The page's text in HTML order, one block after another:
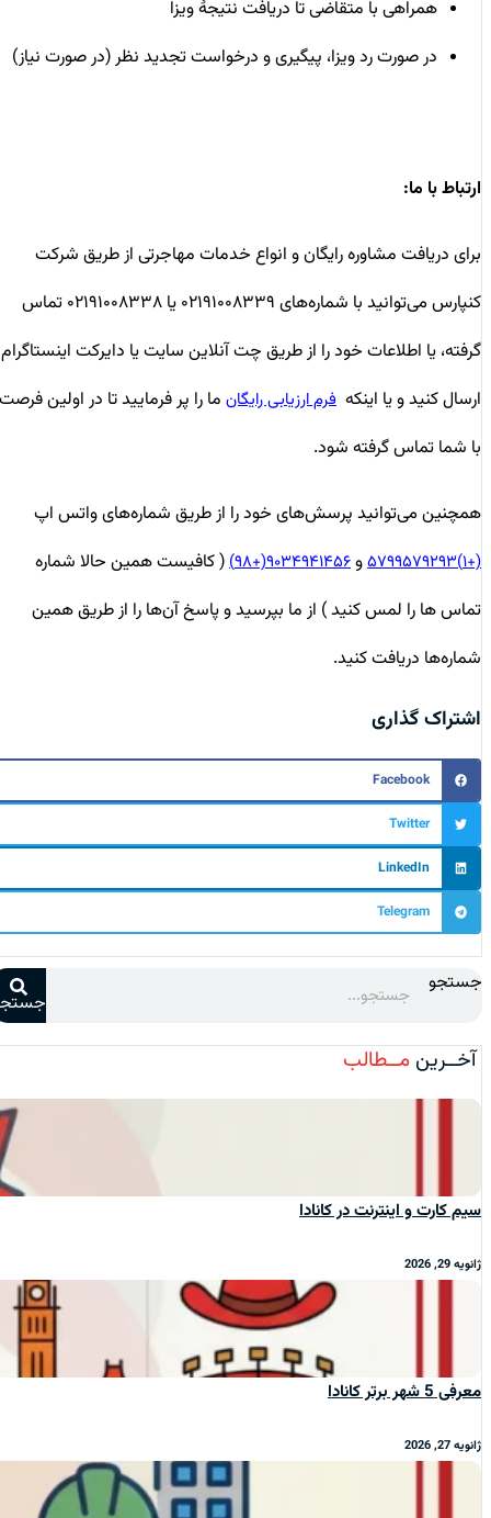
همراهی با متقاضی تا دریافت نتیجۀ ویزا
در صورت رد ویزا، پیگیری و درخواست تجدید نظر (در صورت نیاز)
ارتباط با ما:
برای دریافت مشاوره رایگان و انواع خدمات مهاجرتی از طریق شرکت
کنپارس می‌توانید با شماره‌های ۰۲۱۹۱۰۰۸۳۳۹ یا ۰۲۱۹۱۰۰۸۳۳۸ تماس
گرفته، یا اطلاعات خود را از طریق چت آنلاین سایت یا دایرکت اینستاگرام
ارسال کنید و یا اینکه فرم ارزیابی رایگانما را پر فرمایید تا در اولین فرصت
با شما تماس گرفته شود.
همچنین می‌توانید پرسش‌های خود را از طریق شماره‌های واتس اپ
(+۱)۵۷۹۹۵۷۹۲۹۳ و۹۰۳۴۹۴۱۴۵۶(+۹۸)
( کافیست همین حالا شماره
تماس ها را لمس کنید ) از ما بپرسید و پاسخ آن‌ها را از طریق همین
شماره‌ها دریافت کنید.
اشتراک گذاری
Facebook
Twitter
LinkedIn
Telegram
جستجو
جستجو
آخــرینمــطالب
سیم‌ کارت و اینترنت در کانادا
ژانویه 29, 2026
معرفی 5 شهر برتر کانادا
ژانویه 27, 2026